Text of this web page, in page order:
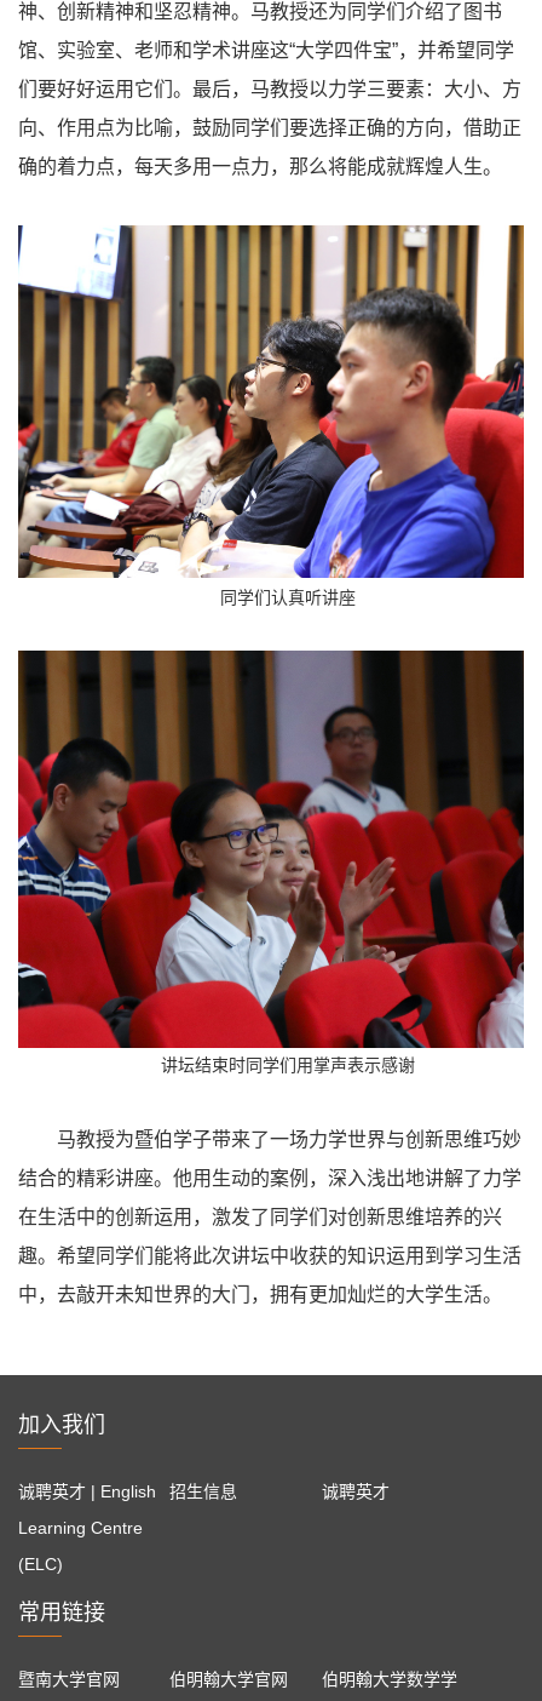
神、创新精神和坚忍精神。马教授还为同学们介绍了图书
馆、实验室、老师和学术讲座这“大学四件宝”，并希望同学
们要好好运用它们。 最后，马教授以力学三要素：大小、方
向、作用点为比喻，鼓励同学们要选择正确的方向，借助正
确的着力点，每天多用一点力，那么将能成就辉煌人生。
同学们认真听讲座
讲坛结束时同学们用掌声表示感谢
马教授为暨伯学子带来了一场力学世界与创新思维巧妙
结合的精彩讲座。他用生动的案例，深入浅出地讲解了力学
在生活中的创新运用，激发了同学们对创新思维培养的兴
趣。希望同学们能将此次讲坛中收获的知识运用到学习生活
中，去敲开未知世界的大门，拥有更加灿烂的大学生活。
加入我们
诚聘英才 | English
Learning Centre
(ELC)
招生信息 诚聘英才
常用链接
暨南大学官网 伯明翰大学官网 伯明翰大学数学学